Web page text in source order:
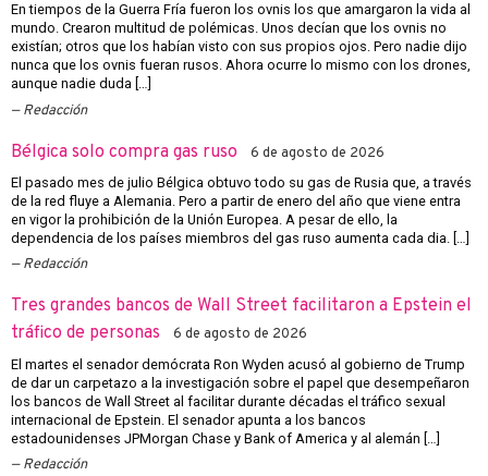
En tiempos de la Guerra Fría fueron los ovnis los que amargaron la vida al
mundo. Crearon multitud de polémicas. Unos decían que los ovnis no
existían; otros que los habían visto con sus propios ojos. Pero nadie dijo
nunca que los ovnis fueran rusos. Ahora ocurre lo mismo con los drones,
aunque nadie duda […]
Redacción
Bélgica solo compra gas ruso 6 de agosto de 2026
El pasado mes de julio Bélgica obtuvo todo su gas de Rusia que, a través
de la red fluye a Alemania. Pero a partir de enero del año que viene entra
en vigor la prohibición de la Unión Europea. A pesar de ello, la
dependencia de los países miembros del gas ruso aumenta cada dia. […]
Redacción
Tres grandes bancos de Wall Street facilitaron a Epstein el
tráfico de personas
6 de agosto de 2026
El martes el senador demócrata Ron Wyden acusó al gobierno de Trump
de dar un carpetazo a la investigación sobre el papel que desempeñaron
los bancos de Wall Street al facilitar durante décadas el tráfico sexual
internacional de Epstein. El senador apunta a los bancos
estadounidenses JPMorgan Chase y Bank of America y al alemán […]
Redacción